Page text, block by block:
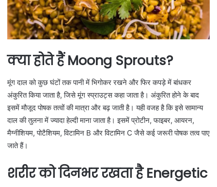
क्या होते हैं Moong Sprouts?
मूंग दाल को कुछ घंटों तक पानी में भिगोकर रखने और फिर कपड़े में बांधकर
अंकुरित किया जाता है, जिसे मूंग स्प्राउट्स कहा जाता है। अंकुरित होने के बाद
इसमें मौजूद पोषक तत्वों की मात्रा और बढ़ जाती है। यही वजह है कि इसे सामान्य
दाल की तुलना में ज्यादा हेल्दी माना जाता है। इसमें प्रोटीन, फाइबर, आयरन,
मैग्नीशियम, पोटैशियम, विटामिन B और विटामिन C जैसे कई जरूरी पोषक तत्व पाए
जाते हैं।
शरीर को दिनभर रखता है Energetic